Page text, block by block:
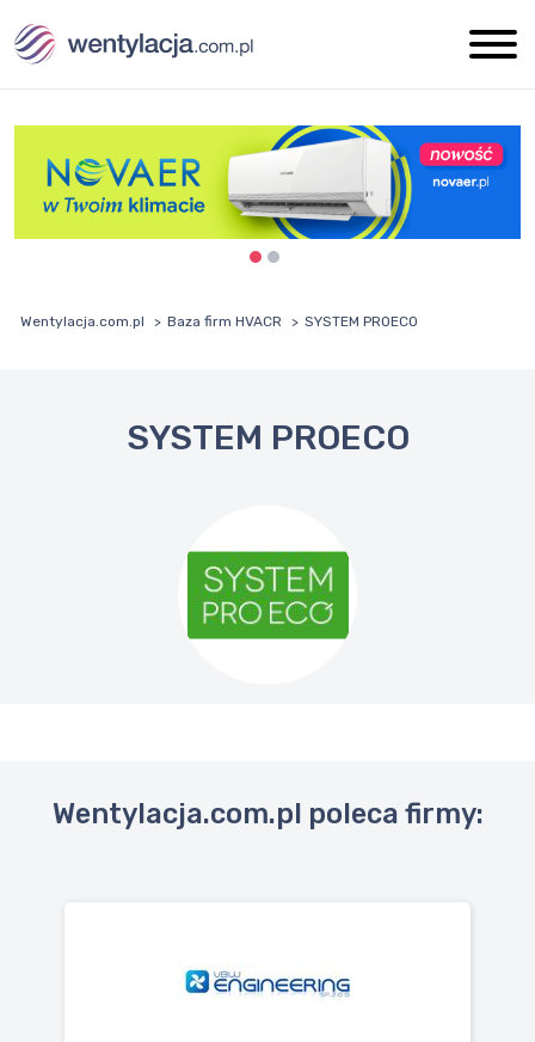
Wentylacja.com.pl Baza firm HVACR SYSTEM PROECO
SYSTEM PROECO
Wentylacja.com.pl poleca firmy: